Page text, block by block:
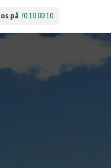
på 70 10 00 10